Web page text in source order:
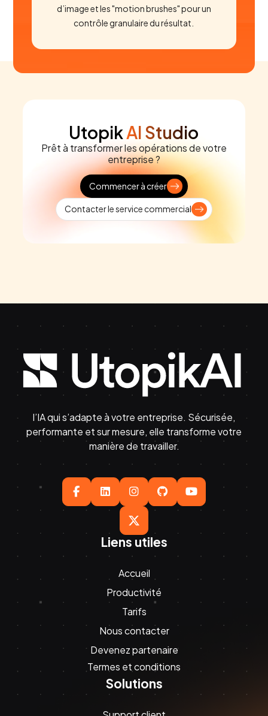
d’image et les "motion brushes" pour un
contrôle granulaire du résultat.
UtopikAI Studio
Prêt à transformer les opérations de votre
entreprise ?
Commencer à créer
Contacter le service commercial
l’IA qui s’adapte à votre entreprise. Sécurisée,
performante et sur mesure, elle transforme votre
manière de travailler.
    
Liens utiles
Accueil
Productivité
Tarifs
Nous contacter
Devenez partenaire
Termes et conditions
Solutions